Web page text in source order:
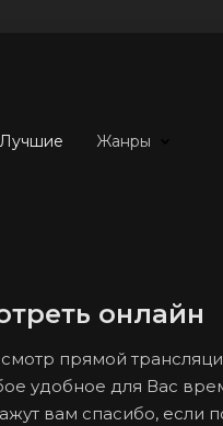
Лучшие Жанры
онлайн
прямой
удобное для Вас
вам спасибо,